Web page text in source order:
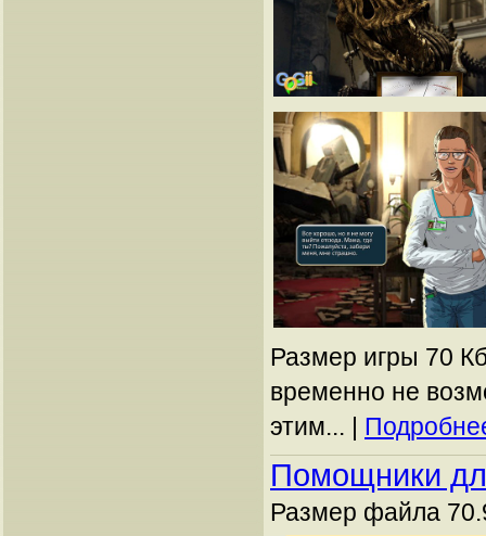
Размер игры 70
временно не
этим... |
Помощники
Размер файла